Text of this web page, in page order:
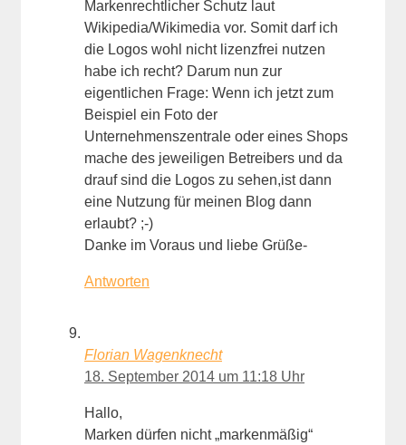
Markenrechtlicher Schutz laut
Wikipedia/Wikimedia vor. Somit darf ich
die Logos wohl nicht lizenzfrei nutzen
habe ich recht? Darum nun zur
eigentlichen Frage: Wenn ich jetzt zum
Beispiel ein Foto der
Unternehmenszentrale oder eines Shops
mache des jeweiligen Betreibers und da
drauf sind die Logos zu sehen,ist dann
eine Nutzung für meinen Blog dann
erlaubt? ;-)
Danke im Voraus und liebe Grüße-
Antworten
Florian Wagenknecht
18. September 2014 um 11:18 Uhr
Hallo,
Marken dürfen nicht „markenmäßig“